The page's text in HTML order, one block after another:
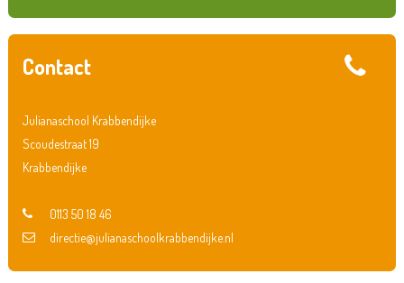
Contact
Julianaschool Krabbendijke
Scoudestraat 19
Krabbendijke
0113 50 18 46
directie@julianaschoolkrabbendijke.nl